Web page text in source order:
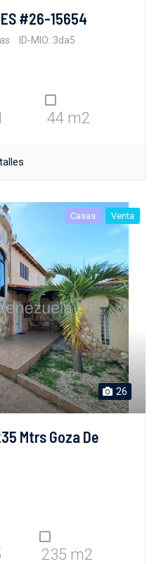
#26-15654
ID-MIO: 3da5
44 m2
Casas Venta
26
Mtrs Goza De
235 m2